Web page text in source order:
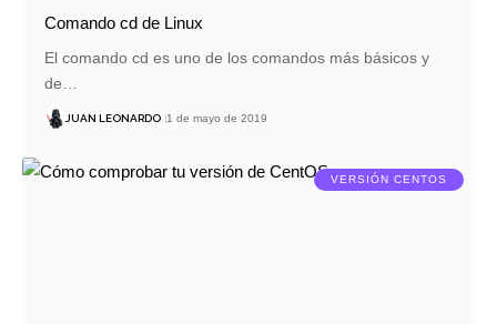
Comando cd de Linux
El comando cd es uno de los comandos más básicos y
de…
JUAN LEONARDO 1 de mayo de 2019
VERSIÓN CENTOS